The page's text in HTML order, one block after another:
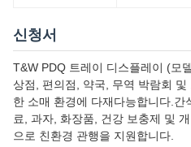
신청서
T&W PDQ 트레이 디스플레이 (모
상점, 편의점, 약국, 무역 박람회
한 소매 환경에 다재다능합니다.
료, 과자, 화장품, 건강 보충제 및
으로 친환경 관행을 지원합니다.